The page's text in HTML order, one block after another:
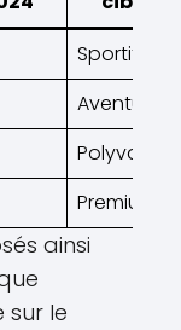
Sportif
Aventure
Polyvalent
Premium
ainsi
sur le